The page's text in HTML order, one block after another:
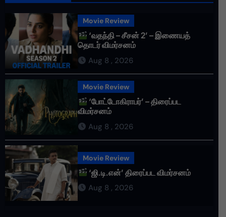
Movie Review
‘வதந்தி – சீசன் 2’ – இணையத்
தொடர் விமர்சனம்
Aug 8 , 2026
Movie Review
‘போட்டோகிராபர்’ – திரைப்பட
விமர்சனம்
Aug 8 , 2026
Movie Review
‘ஜி.டி.என்’ திரைப்பட விமர்சனம்
Aug 8 , 2026